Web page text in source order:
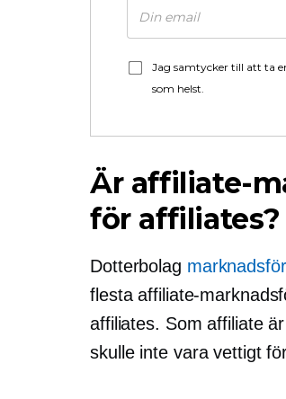
Jag samtycker till att ta
som helst.
Är affiliate-
för affiliates?
Dotterbolag
flesta affiliate-
affiliates. Som affiliate
skulle inte vara vettigt